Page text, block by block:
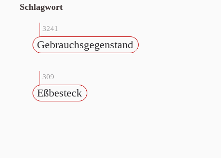
Schlagwort
3241
Gebrauchsgegenstand
309
Eßbesteck